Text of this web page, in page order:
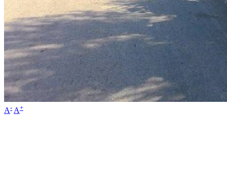
A- A+